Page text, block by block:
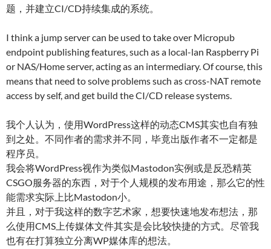
题，并建立CI/CD持续集成的系统。
I think a jump server can be used to take over Micropub
endpoint publishing features, such as a local-lan Raspberry Pi
or NAS/Home server, acting as an intermediary. Of course, this
means that need to solve problems such as cross-NAT remote
access by self, and get build the CI/CD release systems.
我个人认为，使用WordPress这样的动态CMS其实也自有独
到之处。不同作者的需求并不同，毕竟出版作者不一定都是
程序员。
我会将WordPress视作为类似Mastodon实例或是反恐精英
CSGO服务器的东西，对于个人规模的发布用途，那么它的性
能需求实际上比Mastodon小。
并且，对于我这样的数字艺术家，想要快速地发布想法，那
么使用CMS上传媒体文件其实是会比较快捷的方式。尽管我
也有在打算独立分离WP媒体库的想法。